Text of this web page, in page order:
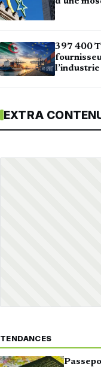
397 400 T
l’industrie
EXTRA
TENDANCES